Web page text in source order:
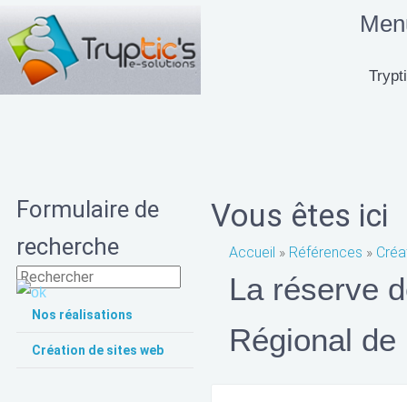
Vous êtes ici
Accueil » Références »
La réserve
Régional
Formulaire de
recherche
Nos réalisations
Création de sites web